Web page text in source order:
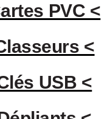
PVC <
<
USB <